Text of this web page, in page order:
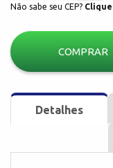
Não sabe seu CEP?
COMPRAR
Detalhes